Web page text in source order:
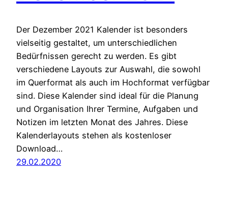
Der Dezember 2021 Kalender ist besonders
vielseitig gestaltet, um unterschiedlichen
Bedürfnissen gerecht zu werden. Es gibt
verschiedene Layouts zur Auswahl, die sowohl
im Querformat als auch im Hochformat verfügbar
sind. Diese Kalender sind ideal für die Planung
und Organisation Ihrer Termine, Aufgaben und
Notizen im letzten Monat des Jahres. Diese
Kalenderlayouts stehen als kostenloser
Download…
29.02.2020